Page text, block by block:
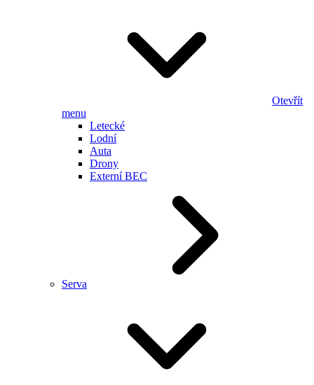
Otevřít
menu
Letecké
Lodní
Auta
Drony
Externí BEC
Serva